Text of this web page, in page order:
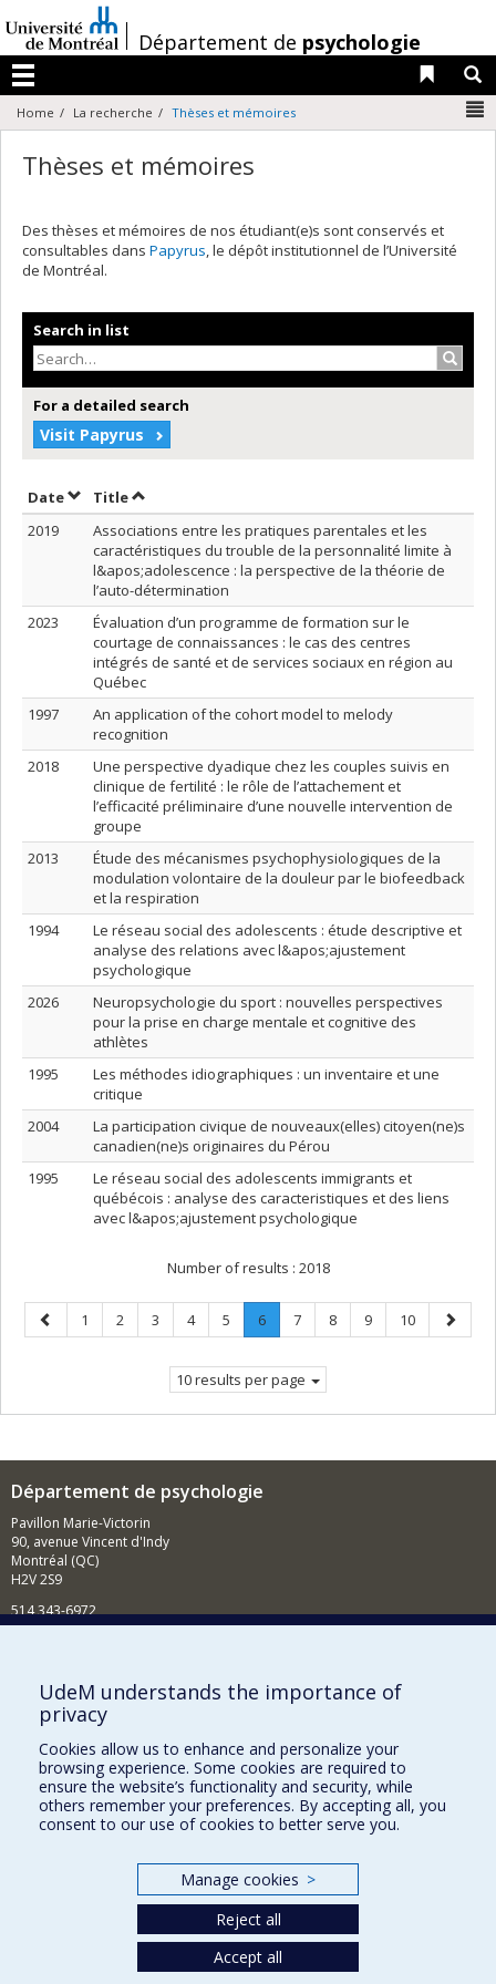
au
contenu
/Département de psychologie
Menu
Liens
Home La recherche Thèses et mémoires
Thèses et mémoires
Des thèses et mémoires de nos étudiant(e)s sont conservés et
consultables dans Papyrus, le dépôt institutionnel de l’Université
de Montréal.
Search in list
For a detailed search
Visit Papyrus
DateSort by date in ascending order
TitleSort by title in ascending order
2019
Associations entre les pratiques parentales et les
caractéristiques du trouble de la personnalité limite à
l&apos;adolescence : la perspective de la théorie de
l’auto-détermination
2023
Évaluation d’un programme de formation sur le
courtage de connaissances : le cas des centres
intégrés de santé et de services sociaux en région au
Québec
1997
An application of the cohort model to melody
recognition
2018
Une perspective dyadique chez les couples suivis en
clinique de fertilité : le rôle de l’attachement et
l’efficacité préliminaire d’une nouvelle intervention de
groupe
2013
Étude des mécanismes psychophysiologiques de la
modulation volontaire de la douleur par le biofeedback
et la respiration
1994
Le réseau social des adolescents : étude descriptive et
analyse des relations avec l&apos;ajustement
psychologique
2026
Neuropsychologie du sport : nouvelles perspectives
pour la prise en charge mentale et cognitive des
athlètes
1995
Les méthodes idiographiques : un inventaire et une
critique
2004
La participation civique de nouveaux(elles) citoyen(ne)s
canadien(ne)s originaires du Pérou
1995
Le réseau social des adolescents immigrants et
québécois : analyse des caracteristiques et des liens
avec l&apos;ajustement psychologique
Number of results : 2018
Previous
page
Page
1 Page
2 Page
3 Page
4 Page
5 Page
6.
Current
Page
7 Page
8 Page
9 Page
10
Next
page
10 results per page
Département de psychologie
Pavillon Marie-Victorin
90, avenue Vincent d'Indy
Montréal (QC)
H2V 2S9
514 343-6972
Comment soutenir le Département?
BESOIN D'AIDE?
Plan du site
Signaler une erreur
Accessibilité
Nos départements et écoles
UdeM understands the importance of
privacy
Cookies allow us to enhance and personalize your
browsing experience. Some cookies are required to
ensure the website’s functionality and security, while
others remember your preferences. By accepting all, you
consent to our use of cookies to better serve you.
Manage cookies >
Reject all
Accept all